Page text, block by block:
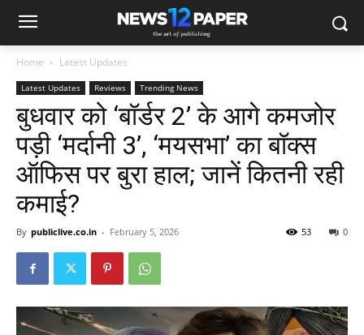
Home Latest Updates
Latest Updates Reviews Trending News
बुधवार को ‘बॉर्डर 2’ के आगे कमजोर
पड़ी ‘मर्दानी 3’, ‘मयसभा’ का बॉक्स
ऑफिस पर बुरा हाल; जानें कितनी रही
कमाई?
By publiclive.co.in - February 5, 2026 0
53